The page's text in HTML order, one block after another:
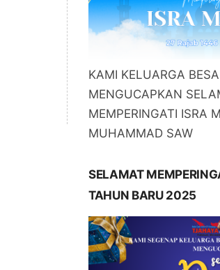
KAMI KELUARGA
MENGUCAPKAN
MEMPERINGATI ISRA
MUHAMMAD SAW
SELAMAT
TAHUN BARU 2025